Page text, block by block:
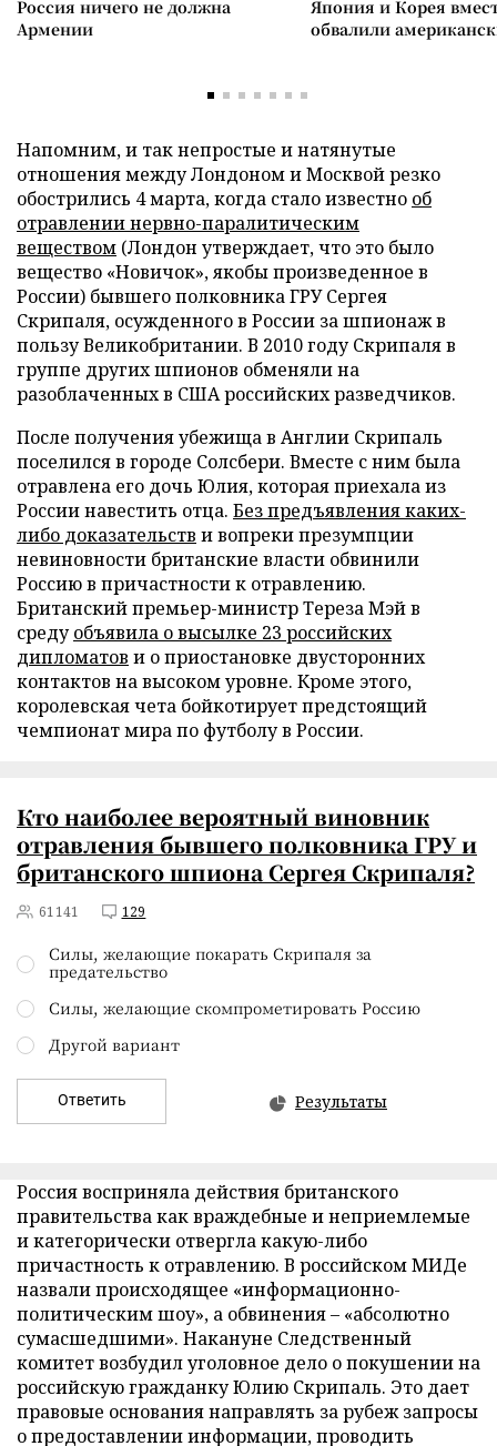
Россия ничего не должна
Армении
Япония и Корея
обвалили
Напомним, и так непростые и натянутые
отношения между Лондоном и Москвой резко
обострились 4 марта, когда стало известно об
отравлении нервно-паралитическим
веществом (Лондон утверждает, что это было
вещество «Новичок», якобы произведенное в
России) бывшего полковника ГРУ Сергея
Скрипаля, осужденного в России за шпионаж в
пользу Великобритании. В 2010 году Скрипаля в
группе других шпионов обменяли на
разоблаченных в США российских разведчиков.
После получения убежища в Англии Скрипаль
поселился в городе Солсбери. Вместе с ним была
отравлена его дочь Юлия, которая приехала из
России навестить отца. Без предъявления каких-
либо доказательств и вопреки презумпции
невиновности британские власти обвинили
Россию в причастности к отравлению.
Британский премьер-министр Тереза Мэй в
средуобъявила о высылке 23 российских
дипломатов и о приостановке двусторонних
контактов на высоком уровне. Кроме этого,
королевская чета бойкотирует предстоящий
чемпионат мира по футболу в России.
Кто наиболее вероятный виновник
отравления бывшего полковника ГРУ и
британского шпиона Сергея Скрипаля?
61141 129
Силы, желающие покарать Скрипаля за
предательство
Силы, желающие скомпрометировать Россию
Другой вариант
Ответить Результаты
Россия восприняла действия британского
правительства как враждебные и неприемлемые
и категорически отвергла какую-либо
причастность к отравлению. В российском МИДе
назвали происходящее «информационно-
политическим шоу», а обвинения – «абсолютно
сумасшедшими». Накануне Следственный
комитет возбудил уголовное дело о покушении на
российскую гражданку Юлию Скрипаль. Это дает
правовые основания направлять за рубеж запросы
о предоставлении информации, проводить